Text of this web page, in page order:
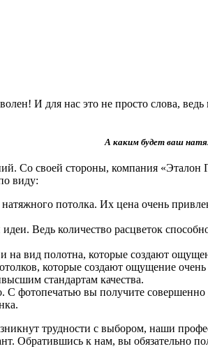
И для нас это не просто слова,
А каким будет ваш
Со своей стороны, компания
виду:
потолка. Их цена очень
Ведь количество расцветок
на вид полотна, которые создают
которые создают ощущение
стандартам качества.
С фотопечатью вы получите
трудности с выбором, наши
Обратившись к нам, вы обязательно